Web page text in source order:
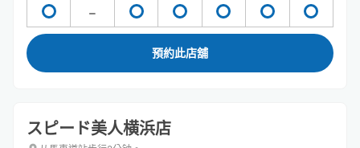
預約此店舖
スピード美人横浜店